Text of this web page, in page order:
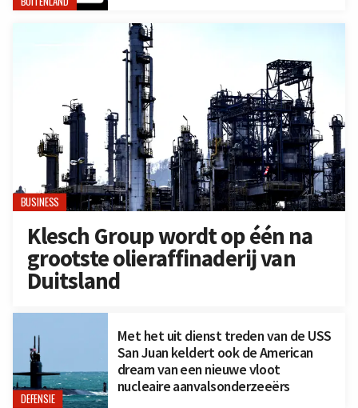
BUSINESS
Klesch Group wordt op één na
grootste olieraffinaderij van
Duitsland
DEFENSIE
Met het uit dienst treden van de USS
San Juan keldert ook de American
dream van een nieuwe vloot
nucleaire aanvalsonderzeeërs